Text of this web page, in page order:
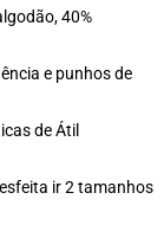
40%
e punhos de
de Átil
ir 2 tamanhos